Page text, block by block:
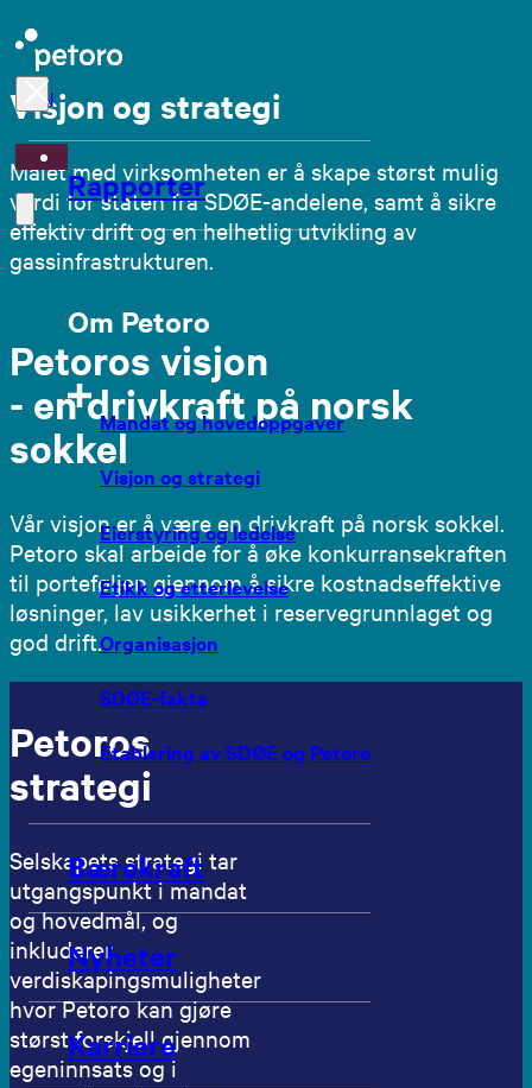
EN
Rapporter
Om Petoro
Mandat og hovedoppgaver
Visjon og strategi
Eierstyring og ledelse
Etikk og etterlevelse
Organisasjon
SDØE-fakta
Etablering av SDØE og Petoro
Bærekraft
Nyheter
Karriere
Visjon og strategi
Målet med virksomheten er å skape størst mulig
verdi for staten fra SDØE-andelene, samt å sikre
effektiv drift og en helhetlig utvikling av
gassinfrastrukturen.
Petoros visjon
- en drivkraft på norsk
sokkel
Vår visjon er å være en drivkraft på norsk sokkel.
Petoro skal arbeide for å øke konkurransekraften
til porteføljen gjennom å sikre kostnadseffektive
løsninger, lav usikkerhet i reservegrunnlaget og
god drift.
Petoros
strategi
Selskapets strategi tar
utgangspunkt i mandat
og hovedmål, og
inkluderer
verdiskapingsmuligheter
hvor Petoro kan gjøre
størst forskjell gjennom
egeninnsats og i